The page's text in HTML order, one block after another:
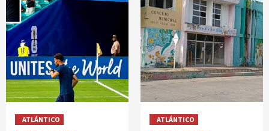
ATLÁNTICO
ATLÁNTICO